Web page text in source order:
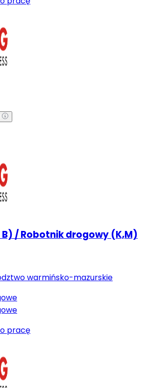
/ Robotnik drogowy (K,M)
warmińsko-mazurskie
pracę